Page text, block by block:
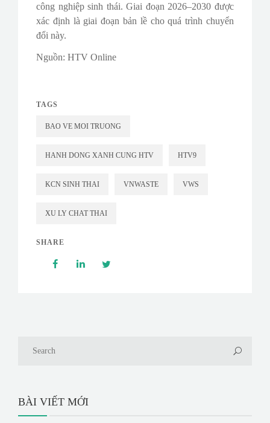
công nghiệp sinh thái. Giai đoạn 2026–2030 được
xác định là giai đoạn bản lề cho quá trình chuyển
đổi này.
Nguồn: HTV Online
TAGS
BAO VE MOI TRUONG
HANH DONG XANH CUNG HTV HTV9
KCN SINH THAI VNWASTE VWS
XU LY CHAT THAI
SHARE
BÀI VIẾT MỚI